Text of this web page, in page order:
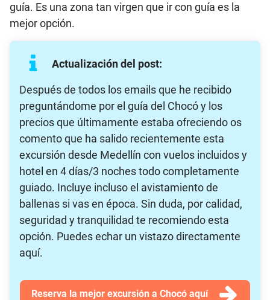
guía. Es una zona tan virgen que ir con guía es la
mejor opción.
Actualización del post:
Después de todos los emails que he recibido
preguntándome por el guía del Chocó y los
precios que últimamente estaba ofreciendo os
comento que ha salido recientemente esta
excursión desde Medellín con vuelos incluidos y
hotel en 4 días/3 noches todo completamente
guiado. Incluye incluso el avistamiento de
ballenas si vas en época. Sin duda, por calidad,
seguridad y tranquilidad te recomiendo esta
opción. Puedes echar un vistazo directamente
aquí.
Reserva la mejor excursión a Chocó aquí